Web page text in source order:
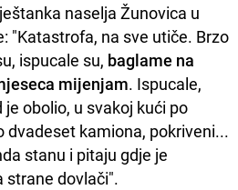
naselja Žunovica u
"Katastrofa, na sve utiče. Brzo
ispucale su, baglame na
mijenjam. Ispucale,
obolio, u svakoj kući po
dvadeset kamiona, pokriveni...
stanu i pitaju gdje je
strane dovlači".